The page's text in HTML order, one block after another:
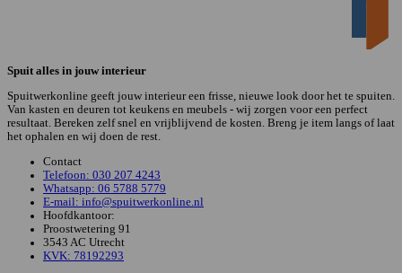
Spuit alles in jouw interieur
Spuitwerkonline geeft jouw interieur een frisse, nieuwe look door het te spuiten.
Van kasten en deuren tot keukens en meubels - wij zorgen voor een perfect
resultaat. Bereken zelf snel en vrijblijvend de kosten. Breng je item langs of laat
het ophalen en wij doen de rest.
Contact
Telefoon: 030 207 4243
Whatsapp: 06 5788 5779
E-mail: info@spuitwerkonline.nl
Hoofdkantoor:
Proostwetering 91
3543 AC Utrecht
KVK: 78192293